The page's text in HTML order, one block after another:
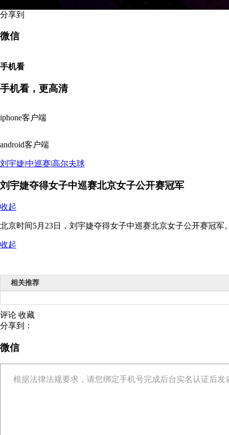
分享到
微信
手机看
手机看，更高清
iphone客户端
android客户端
刘宇婕|中巡赛|高尔夫球
刘宇婕夺得女子中巡赛北京女子公开赛冠军
收起
北京时间5月23日，刘宇婕夺得女子中巡赛北京女子公开赛冠军。
收起
相关推荐
评论 收藏
分享到：
微信